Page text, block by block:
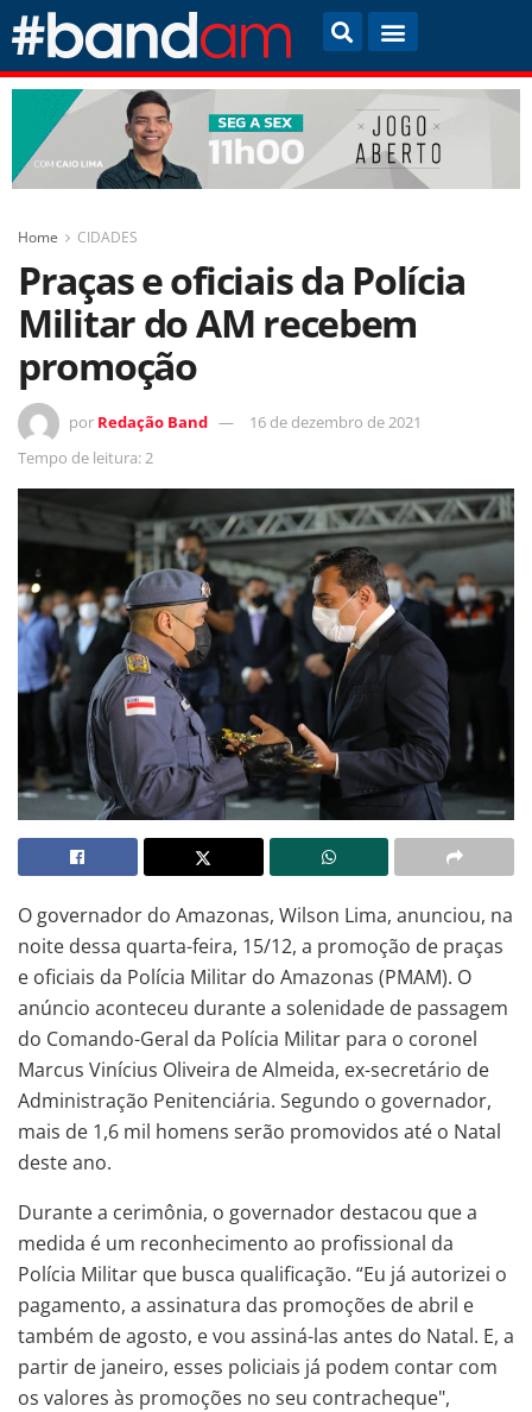
Home CIDADES
Praças e oficiais da Polícia
Militar do AM recebem
promoção
por Redação Band
16 de dezembro de 2021
Tempo de leitura: 2
O governador do Amazonas, Wilson Lima, anunciou, na
noite dessa quarta-feira, 15/12, a promoção de praças
e oficiais da Polícia Militar do Amazonas (PMAM). O
anúncio aconteceu durante a solenidade de passagem
do Comando-Geral da Polícia Militar para o coronel
Marcus Vinícius Oliveira de Almeida, ex-secretário de
Administração Penitenciária. Segundo o governador,
mais de 1,6 mil homens serão promovidos até o Natal
deste ano.
Durante a cerimônia, o governador destacou que a
medida é um reconhecimento ao profissional da
Polícia Militar que busca qualificação. “Eu já autorizei o
pagamento, a assinatura das promoções de abril e
também de agosto, e vou assiná-las antes do Natal. E, a
partir de janeiro, esses policiais já podem contar com
os valores às promoções no seu contracheque",